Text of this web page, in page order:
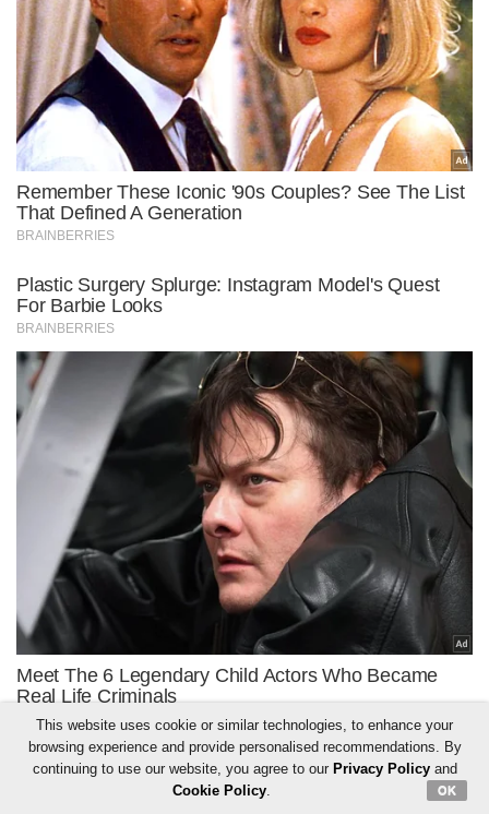
This website uses cookie or similar technologies, to enhance your
browsing experience and provide personalised recommendations. By
continuing to use our website, you agree to our Privacy Policyand
Cookie Policy. OK